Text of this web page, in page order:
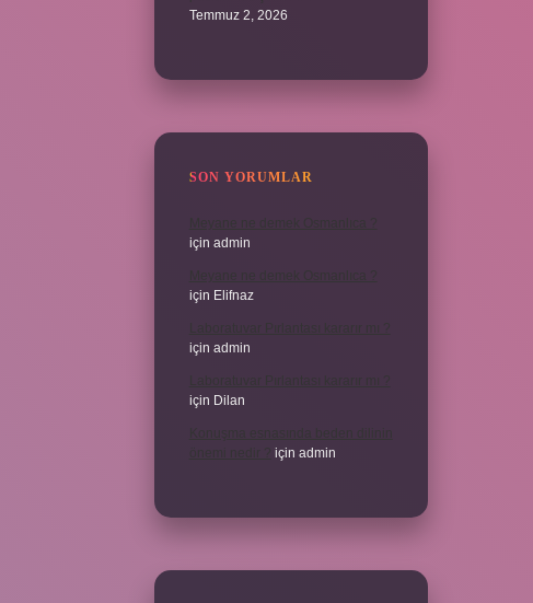
Temmuz 2, 2026
SON YORUMLAR
için admin
için Elifnaz
için admin
için Dilan
için admin